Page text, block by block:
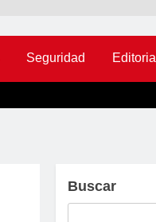
Seguridad Editorial
Buscar